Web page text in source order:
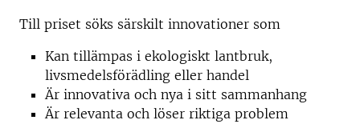
Till priset söks särskilt innovationer som
Kan tillämpas i ekologiskt lantbruk,
livsmedelsförädling eller handel
Är innovativa och nya i sitt sammanhang
Är relevanta och löser riktiga problem